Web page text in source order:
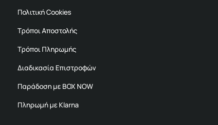
Πολιτική Cookies
Τρόποι Αποστολής
Τρόποι Πληρωμής
Διαδικασία Επιστροφών
Παράδοση με BOX NOW
Πληρωμή με Klarna